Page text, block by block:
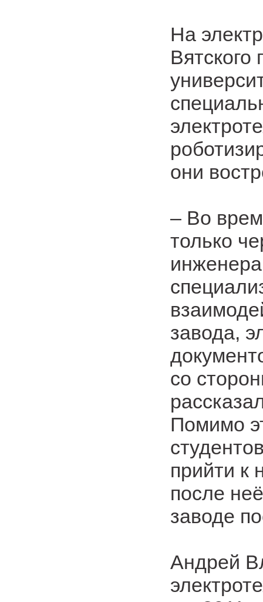
На
Вятского
они
– Во
только
завода,
со
Помимо
прийти к
после
заводе
Андрей